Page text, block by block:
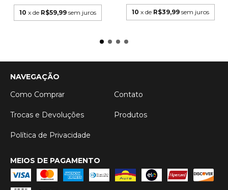
10 x de R$59,99 sem juros 10 x de R$39,99 sem juros
NAVEGAÇÃO
Como Comprar
Contato
Trocas e Devoluções Produtos
Política de Privacidade
MEIOS DE PAGAMENTO